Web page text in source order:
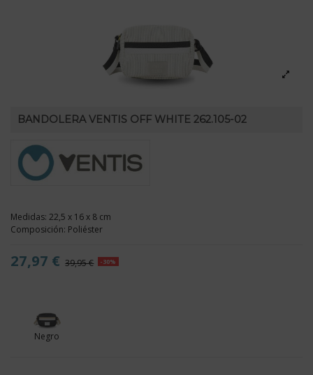
BANDOLERA VENTIS OFF WHITE 262.105-02
Medidas: 22,5 x 16 x 8 cm
Composición: Poliéster
27,97 € 39,95 € -30%
Negro